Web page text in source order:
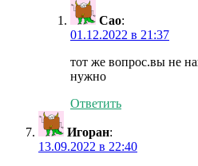
Сао:
01.12.2022 в 21:37
тот же вопрос.вы не
нужно
Ответить
Игоран:
13.09.2022 в 22:40